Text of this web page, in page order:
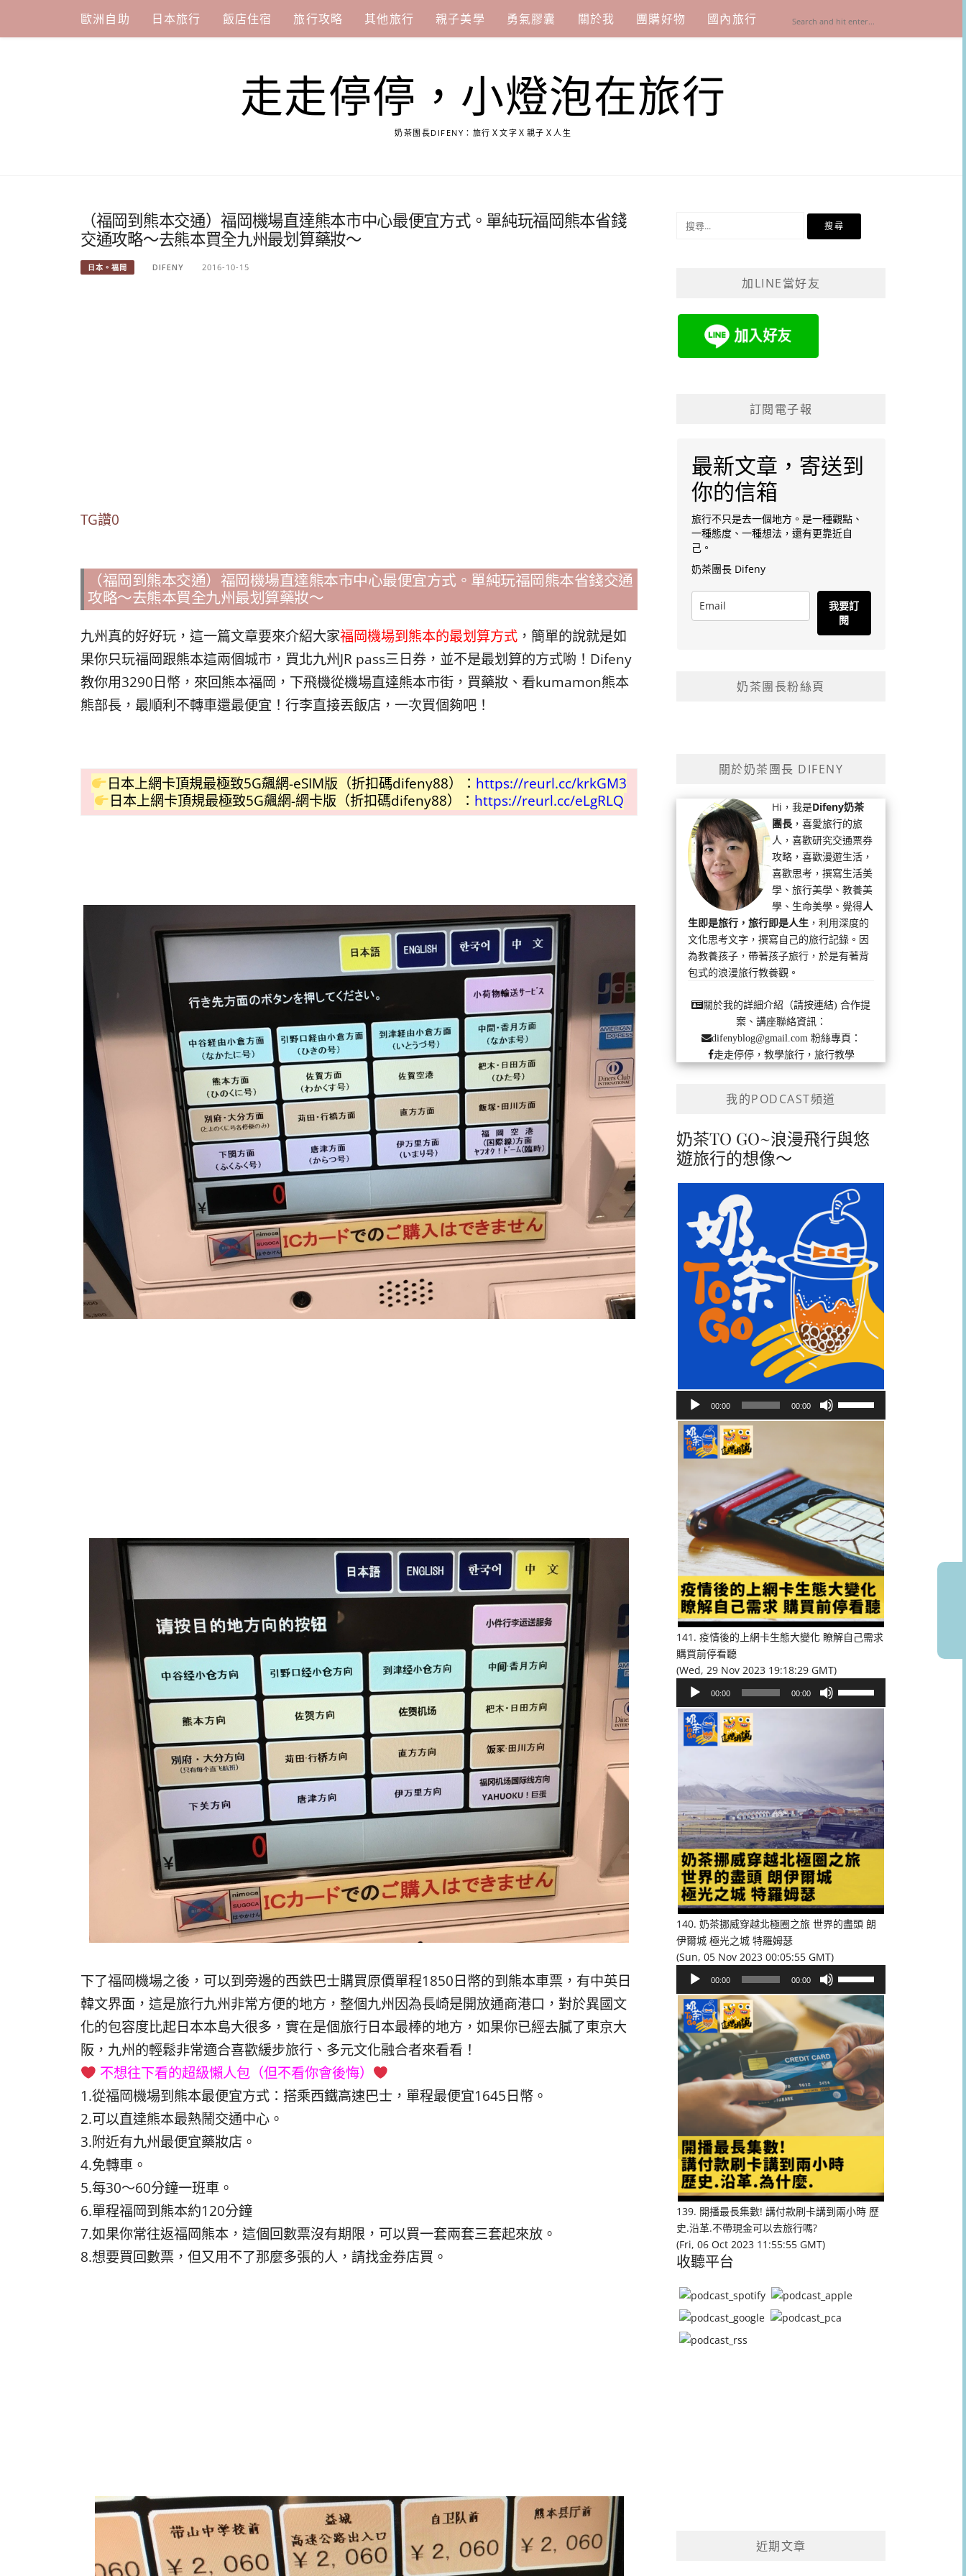
content
歐洲自助 日本旅行 飯店住宿 旅行攻略 其他旅行 親子美學 勇氣膠囊 關於我 團購好物 國內旅行
走走停停，小燈泡在旅行
奶茶團長DIFENY：旅行Ｘ文字Ｘ親子Ｘ人生
（福岡到熊本交通）福岡機場直達熊本市中心最便宜方式。單純玩福岡熊本省錢
交通攻略～去熊本買全九州最划算藥妝～
日本。福岡 DIFENY 2016-10-15
TG讚0
（福岡到熊本交通）福岡機場直達熊本市中心最便宜方式。單純玩福岡熊本省錢交通
攻略～去熊本買全九州最划算藥妝～
九州真的好好玩，這一篇文章要來介紹大家福岡機場到熊本的最划算方式 ，簡單的說就是如
果你只玩福岡跟熊本這兩個城市，買北九州JR pass三日券，並不是最划算的方式喲！Difeny
教你用3290日幣，來回熊本福岡，下飛機從機場直達熊本市街，買藥妝、看kumamon熊本
熊部長，最順利不轉車還最便宜！行李直接丟飯店，一次買個夠吧！
日本上網卡頂規最極致5G飆網-eSIM版（折扣碼difeny88）： https://reurl.cc/krkGM3
日本上網卡頂規最極致5G飆網-網卡版（折扣碼difeny88）： https://reurl.cc/eLgRLQ
下了福岡機場之後，可以到旁邊的西鉄巴士購買原價單程1850日幣的到熊本車票，有中英日
韓文界面，這是旅行九州非常方便的地方，整個九州因為長崎是開放通商港口，對於異國文
化的包容度比起日本本島大很多，實在是個旅行日本最棒的地方，如果你已經去膩了東京大
阪，九州的輕鬆非常適合喜歡緩步旅行、多元文化融合者來看看！
不想往下看的超級懶人包（但不看你會後悔）
1.從福岡機場到熊本最便宜方式：搭乘西鐵高速巴士，單程最便宜1645日幣。
2.可以直達熊本最熱鬧交通中心。
3.附近有九州最便宜藥妝店。
4.免轉車。
5.每30～60分鐘一班車。
6.單程福岡到熊本約120分鐘
7.如果你常往返福岡熊本，這個回數票沒有期限，可以買一套兩套三套起來放。
8.想要買回數票，但又用不了那麼多張的人，請找金券店買。
加LINE當好友
訂閱電子報
最新文章，寄送到
你的信箱
旅行不只是去一個地方。是一種觀點、
一種態度、一種想法，還有更靠近自
己。
奶茶團長 Difeny
我要訂
閱
奶茶團長粉絲頁
關於奶茶團長 DIFENY
Hi，我是Difeny奶茶
團長 ，喜愛旅行的旅
人，喜歡研究交通票券
攻略，喜歡漫遊生活，
喜歡思考，撰寫生活美
學、旅行美學、教養美
學、生命美學。覺得人
生即是旅行，旅行即是人生 ，利用深度的
文化思考文字，撰寫自己的旅行記錄。因
為教養孩子，帶著孩子旅行，於是有著背
包式的浪漫旅行教養觀。
關於我的詳細介紹（請按連結) 合作提
案、講座聯絡資訊：
difenyblog@gmail.com粉絲專頁：
走走停停，教學旅行，旅行教學
我的PODCAST頻道
奶茶TO GO~浪漫飛行與悠
遊旅行的想像～
播
放
00:00 00:00
鍵
以
提
高
或
降
低
音
量。
141. 疫情後的上網卡生態大變化 瞭解自己需求
購買前停看聽
(Wed, 29 Nov 2023 19:18:29 GMT)
播
放
00:00 00:00
以
提
高
或
降
量。
140. 奶茶挪威穿越北極圈之旅 世界的盡頭 朗
伊爾城 極光之城 特羅姆瑟
(Sun, 05 Nov 2023 00:05:55 GMT)
播
放
器
00:00 00:00
向
上/
向
下
鍵
以
提
或
降
低
量。
139. 開播最長集數! 講付款刷卡講到兩小時 歷
史.沿革.不帶現金可以去旅行嗎?
(Fri, 06 Oct 2023 11:55:55 GMT)
收聽平台
近期文章